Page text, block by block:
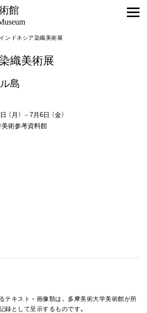
館
ドネシア染織美術展
織美術展
島
）－7月6日（金）
参考資料館
テキスト・画像類は、多摩美術大学美術館が所
録として呈示するものです。